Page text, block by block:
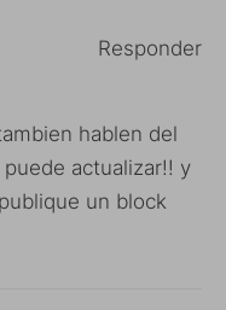
hablen del
actualizar!! y
un block
Responder